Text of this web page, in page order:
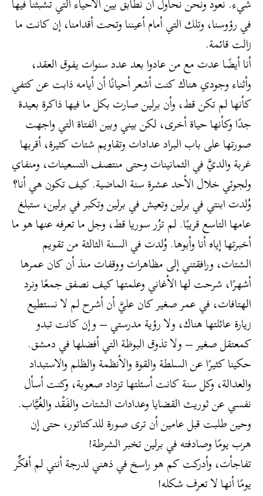
في رؤوسنا، وتلك التي أمام أعيننا وتحت أقدامنا، إن كانت ما
زالت قائمة.
أنا أيضًا عدت مع من عادوا بعد عدد سنوات يفوق العقد،
وأثناء وجودي هناك كنت أشعر أحيانًا أن أيامه ذابت عن كتفي
كأنها لم تكن قط، وأن برلين صارت بكل ما فيها ذاكرة بعيدة
جدًا وكأنها حياة أخرى، لكن بيني وبين الفتاة التي واجهت
صورتها على باب البراد عدادات وتقاويم شتات كثيرة، أقربها
غربة والديَّ في الثمانينات وحتى منتصف التسعينات، ومنفاي
ولجوئي خلال الأحد عشرة سنة الماضية. كيف تكون هي أنا؟
وُلدت ابنتي في برلين وتعيش في برلين وتكبر في برلين، ستبلغ
عامها التاسع قريبًا. لم تزُر سوريا قط، وجل ما تعرفه عنها هو ما
أخبرتها إياه أنا وأبوها. وُلدت في السنة الثالثة من تقويم
الشتات، ورافقتني إلى مظاهرات ووقفات منذ أن كان عمرها
أشهرًا، شرحت لها الأغاني وعلمتها كيف نصفق جمعًا ونرد
الهتافات، في عمر صغير كان عليَّ أن أشرح لم لا نستطيع
زيارة عائلتها هناك، ولا رؤية مدرستي – وإن كانت تبدو
كمعتقل صغير – ولا تذوق البوظة التي أفضلها في دمشق.
حكينا كثيرًا عن السلطة والقوة والأنظمة والظلم والاستبداد
والعدالة، وكل سنة كانت أسئلتها تزداد صعوبة، وكنت أسأل
نفسي عن ثوريث القضايا وعدادات الشتات والفَقْد والغُيَّاب.
وحين طلبت قبل عامين أن ترى صورة للدكتاتور، حتى إن
هرب يومًا وصادفته في برلين تخبر الشرطة!
تفاجأت، وأدركت كم هو راسخ في ذهني لدرجة أنني لم أفكِّر
يومًا أنها لا تعرف شكله!